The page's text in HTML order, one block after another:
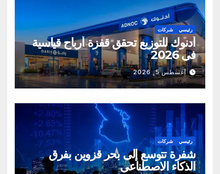
رئيسي شركات
أدنوك للتوزيع تحقق قفزة أرباح قياسية
في 2026
أغسطس 5, 2026
رئيسي شركات
شفرة تتوسع إلى بحر قزوين بفرق
الذكاء الاصطناعي